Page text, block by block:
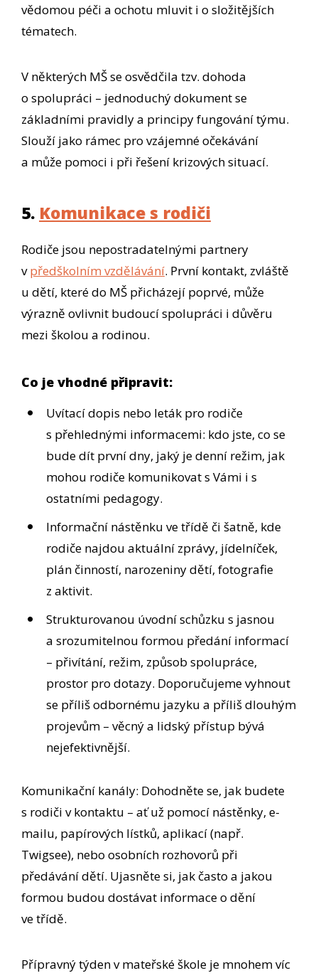
vědomou péči a ochotu mluvit i o složitějších
tématech.
V některých MŠ se osvědčila tzv. dohoda
o spolupráci – jednoduchý dokument se
základními pravidly a principy fungování týmu.
Slouží jako rámec pro vzájemné očekávání
a může pomoci i při řešení krizových situací.
5. Komunikace s rodiči
Rodiče jsou nepostradatelnými partnery
vpředškolním vzdělávání. První kontakt, zvláště
u dětí, které do MŠ přicházejí poprvé, může
výrazně ovlivnit budoucí spolupráci i důvěru
mezi školou a rodinou.
Co je vhodné připravit:
Uvítací dopis nebo leták pro rodiče
s přehlednými informacemi: kdo jste, co se
bude dít první dny, jaký je denní režim, jak
mohou rodiče komunikovat s Vámi i s
ostatními pedagogy.
Informační nástěnku ve třídě či šatně, kde
rodiče najdou aktuální zprávy, jídelníček,
plán činností, narozeniny dětí, fotografie
z aktivit.
Strukturovanou úvodní schůzku s jasnou
a srozumitelnou formou předání informací
– přivítání, režim, způsob spolupráce,
prostor pro dotazy. Doporučujeme vyhnout
se příliš odbornému jazyku a příliš dlouhým
projevům – věcný a lidský přístup bývá
nejefektivnější.
Komunikační kanály: Dohodněte se, jak budete
s rodiči v kontaktu – ať už pomocí nástěnky, e-
mailu, papírových lístků, aplikací (např.
Twigsee), nebo osobních rozhovorů při
předávání dětí. Ujasněte si, jak často a jakou
formou budou dostávat informace o dění
ve třídě.
Přípravný týden v mateřské škole je mnohem víc